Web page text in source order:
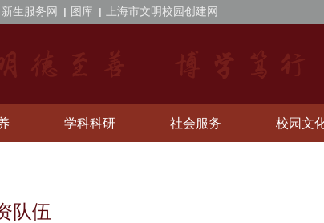
新生服务网 图库 上海市文明校园创建网
学科科研 社会服务 校园文
队伍